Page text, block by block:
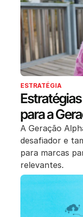
ESTRATÉGIA
para a
A Geração
desafiador e
para marcas
relevantes.